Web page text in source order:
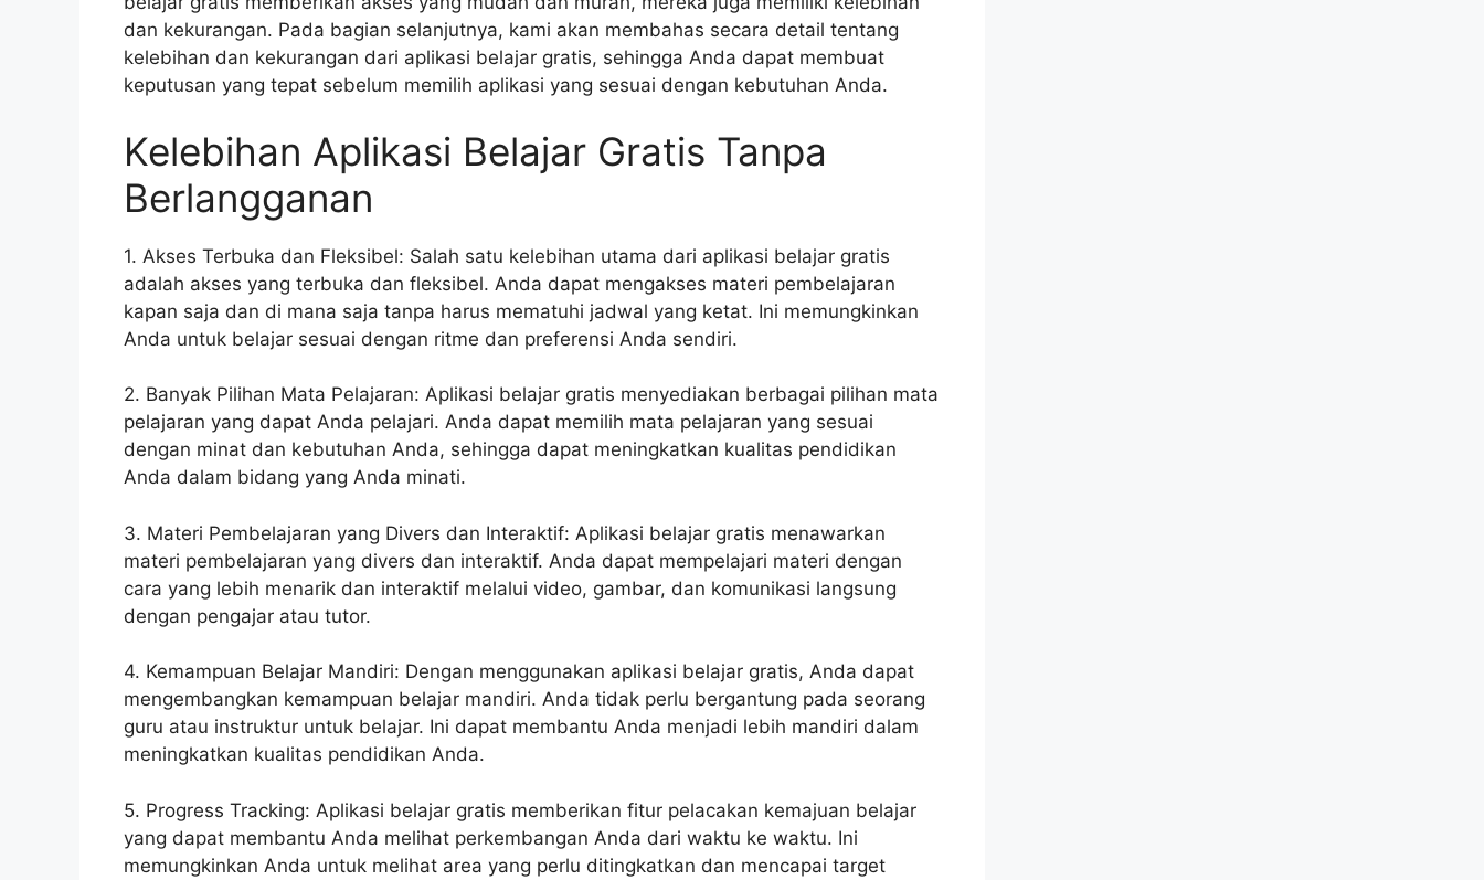
dan kekurangan. Pada bagian selanjutnya, kami akan membahas secara detail tentang
kelebihan dan kekurangan dari aplikasi belajar gratis, sehingga Anda dapat membuat
keputusan yang tepat sebelum memilih aplikasi yang sesuai dengan kebutuhan Anda.
Kelebihan Aplikasi Belajar Gratis Tanpa
Berlangganan
1. Akses Terbuka dan Fleksibel: Salah satu kelebihan utama dari aplikasi belajar gratis
adalah akses yang terbuka dan fleksibel. Anda dapat mengakses materi pembelajaran
kapan saja dan di mana saja tanpa harus mematuhi jadwal yang ketat. Ini memungkinkan
Anda untuk belajar sesuai dengan ritme dan preferensi Anda sendiri.
2. Banyak Pilihan Mata Pelajaran: Aplikasi belajar gratis menyediakan berbagai pilihan mata
pelajaran yang dapat Anda pelajari. Anda dapat memilih mata pelajaran yang sesuai
dengan minat dan kebutuhan Anda, sehingga dapat meningkatkan kualitas pendidikan
Anda dalam bidang yang Anda minati.
3. Materi Pembelajaran yang Divers dan Interaktif: Aplikasi belajar gratis menawarkan
materi pembelajaran yang divers dan interaktif. Anda dapat mempelajari materi dengan
cara yang lebih menarik dan interaktif melalui video, gambar, dan komunikasi langsung
dengan pengajar atau tutor.
4. Kemampuan Belajar Mandiri: Dengan menggunakan aplikasi belajar gratis, Anda dapat
mengembangkan kemampuan belajar mandiri. Anda tidak perlu bergantung pada seorang
guru atau instruktur untuk belajar. Ini dapat membantu Anda menjadi lebih mandiri dalam
meningkatkan kualitas pendidikan Anda.
5. Progress Tracking: Aplikasi belajar gratis memberikan fitur pelacakan kemajuan belajar
yang dapat membantu Anda melihat perkembangan Anda dari waktu ke waktu. Ini
memungkinkan Anda untuk melihat area yang perlu ditingkatkan dan mencapai target